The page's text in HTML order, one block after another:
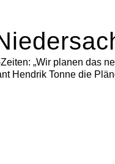
„Wir planen das
Hendrik Tonne die